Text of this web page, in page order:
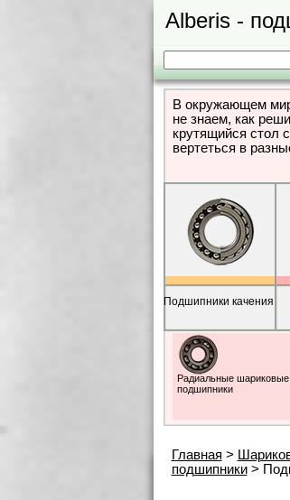
Alberis -
В окружающем
не знаем, как
крутящийся стол
вертеться в
Подшипники качения
Радиальные шариковые
подшипники
Главная >
подшипники>